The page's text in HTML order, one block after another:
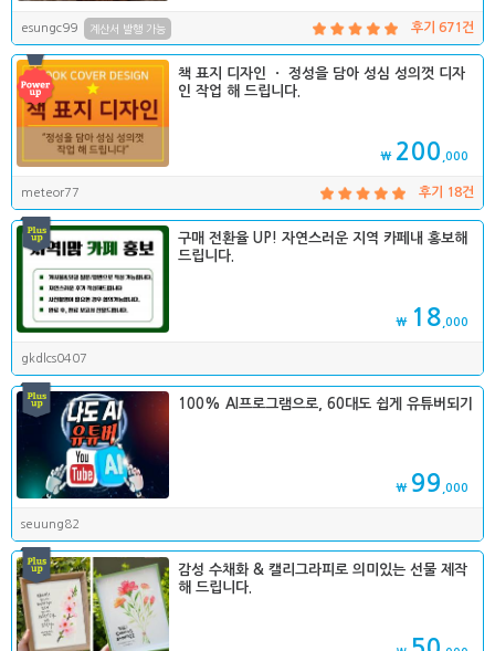
esungc99 계산서 발행 가능 후기 671건
책 표지 디자인 ㆍ 정성을 담아 성심 성의껏 디자
인 작업 해 드립니다.
₩ 200 ,000
meteor77 후기 18건
구매 전환율 UP! 자연스러운 지역 카페내 홍보해
드립니다.
₩ 18 ,000
gkdlcs0407
100% AI프로그램으로, 60대도 쉽게 유튜버되기
₩ 99 ,000
seuung82
감성 수채화 & 캘리그라피로 의미있는 선물 제작
해 드립니다.